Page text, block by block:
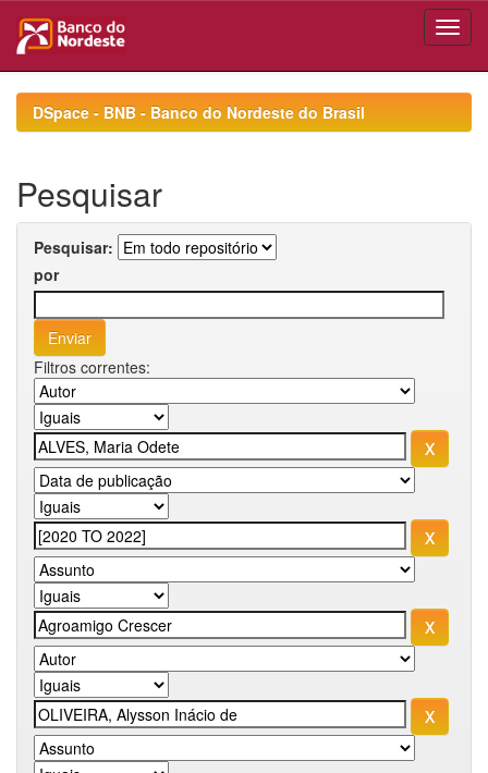
navigationDSpace - BNB - Banco do Nordeste do Brasil
Pesquisar
Pesquisar:
por
Filtros correntes: